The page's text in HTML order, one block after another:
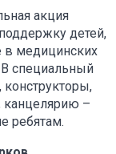
акция
детей,
в медицинских
специальный
канцелярию –
ребятам.